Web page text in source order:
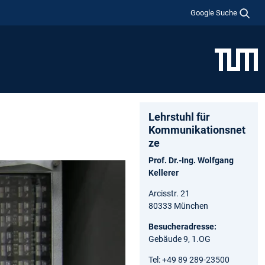
Google Suche
Lehrstuhl für
Kommunikationsnet
ze
Prof. Dr.-Ing. Wolfgang
Kellerer
Arcisstr. 21
80333 München
Besucheradresse:
Gebäude 9, 1.OG
Tel: +49 89 289-23500